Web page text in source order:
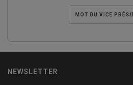
MOT DU VICE
NEWSLETTER